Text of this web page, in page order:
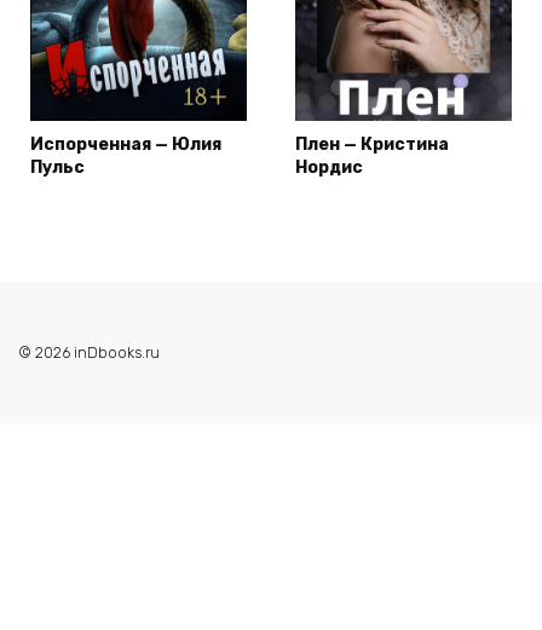
Испорченная — Юлия
Пульс
Плен — Кристина
Нордис
© 2026 inDbooks.ru